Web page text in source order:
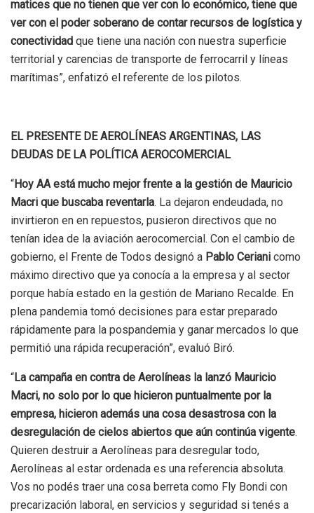
matices que no tienen que ver con lo económico, tiene que
ver con el poder soberano de contar recursos de logística y
conectividad que tiene una nación con nuestra superficie
territorial y carencias de transporte de ferrocarril y líneas
marítimas”, enfatizó el referente de los pilotos.
EL PRESENTE DE AEROLÍNEAS ARGENTINAS, LAS
DEUDAS DE LA POLÍTICA AEROCOMERCIAL
“Hoy AA está mucho mejor frente a la gestión de Mauricio
Macri que buscaba reventarla. La dejaron endeudada, no
invirtieron en en repuestos, pusieron directivos que no
tenían idea de la aviación aerocomercial. Con el cambio de
gobierno, el Frente de Todos designó a Pablo Ceriani como
máximo directivo que ya conocía a la empresa y al sector
porque había estado en la gestión de Mariano Recalde. En
plena pandemia tomó decisiones para estar preparado
rápidamente para la pospandemia y ganar mercados lo que
permitió una rápida recuperación”, evaluó Biró.
“La campaña en contra de Aerolíneas la lanzó Mauricio
Macri, no solo por lo que hicieron puntualmente por la
empresa, hicieron además una cosa desastrosa con la
desregulación de cielos abiertos que aún continúa vigente.
Quieren destruir a Aerolíneas para desregular todo,
Aerolíneas al estar ordenada es una referencia absoluta.
Vos no podés traer una cosa berreta como Fly Bondi con
precarización laboral, en servicios y seguridad si tenés a